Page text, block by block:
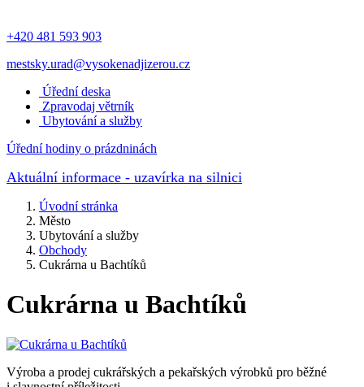
+420 481 593 903
mestsky.urad@vysokenadjizerou.cz
Úřední deska
Zpravodaj větrník
Ubytování a služby
Úřední hodiny o prázdninách
Aktuální informace - uzavírka na silnici
Úvodní stránka
Město
Ubytování a služby
Obchody
Cukrárna u Bachtíků
Cukrárna u Bachtíků
Výroba a prodej cukrářských a pekařských výrobků pro běžné